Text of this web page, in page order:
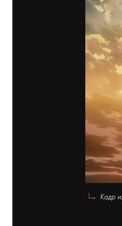
Кадр